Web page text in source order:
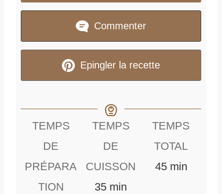
Commenter
Epingler la recette
TEMPS
DE
PRÉPARA
TION
TEMPS
DE
CUISSON
35mmin
TEMPS
TOTAL
45mmin